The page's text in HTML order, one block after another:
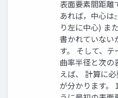
表面要素間距離
あれば，中心は
り左に中心) ま
書かれていな
す。 そして、
曲率半径と次の
えば、 計算に
が分かります。